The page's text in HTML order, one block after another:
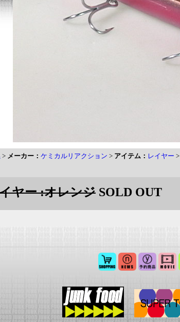
> メーカー： ケミカルリアクション > アイテム： レイヤー >
ヤー :オレンジ SOLD OUT